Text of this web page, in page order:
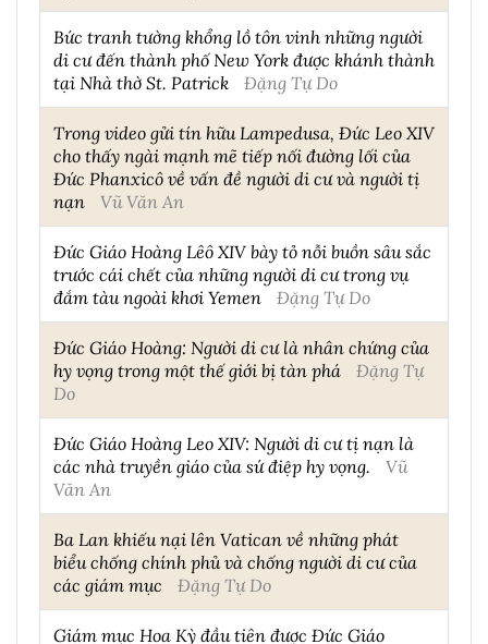
Bức tranh tường khổng lồ tôn vinh những người
di cư đến thành phố New York được khánh thành
tại Nhà thờ St. Patrick
Đặng Tự Do
Trong video gửi tín hữu Lampedusa, Đức Leo XIV
cho thấy ngài mạnh mẽ tiếp nối đường lối của
Đức Phanxicô về vấn đề người di cư và người tị
nạn
Vũ Văn An
Đức Giáo Hoàng Lêô XIV bày tỏ nỗi buồn sâu sắc
trước cái chết của những người di cư trong vụ
đắm tàu ngoài khơi Yemen
Đặng Tự Do
Đức Giáo Hoàng: Người di cư là nhân chứng của
hy vọng trong một thế giới bị tàn phá
Đặng Tự
Do
Đức Giáo Hoàng Leo XIV: Người di cư tị nạn là
các nhà truyền giáo của sứ điệp hy vọng.
Vũ
Văn An
Ba Lan khiếu nại lên Vatican về những phát
biểu chống chính phủ và chống người di cư của
các giám mục
Đặng Tự Do
Giám mục Hoa Kỳ đầu tiên được Đức Giáo